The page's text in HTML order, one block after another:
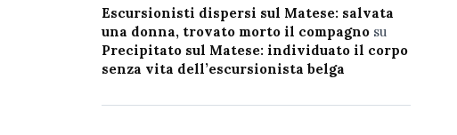
Escursionisti dispersi sul Matese: salvata
una donna, trovato morto il compagnosu
Precipitato sul Matese: individuato il corpo
senza vita dell’escursionista belga